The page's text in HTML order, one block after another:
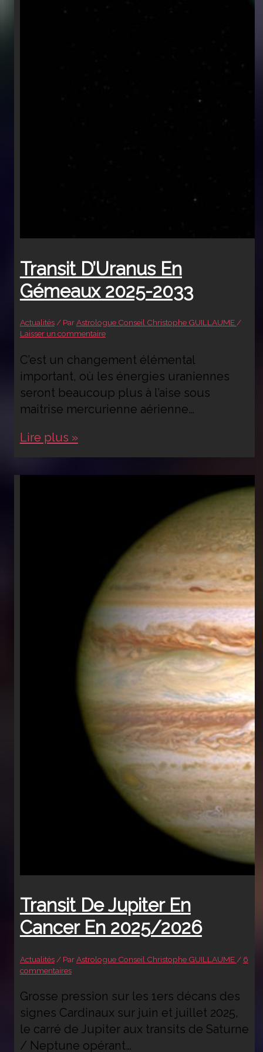
Transit D’Uranus En
Gémeaux 2025-2033
Actualités/ ParAstrologue Conseil Christophe GUILLAUME/
Laisser un commentaire
C’est un changement élémental
important, où les énergies uraniennes
seront beaucoup plus à l’aise sous
maitrise mercurienne aérienne…
Transit
Lire plus »
Transit De Jupiter En
Cancer En 2025/2026
Actualités/ ParAstrologue Conseil Christophe GUILLAUME / 6
commentaires
Grosse pression sur les 1ers décans des
signes Cardinaux sur juin et juillet 2025,
le carré de Jupiter aux transits de Saturne
/ Neptune opérant…